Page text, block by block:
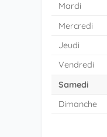
Mardi
Mercredi
Jeudi
Vendredi
Samedi
Dimanche